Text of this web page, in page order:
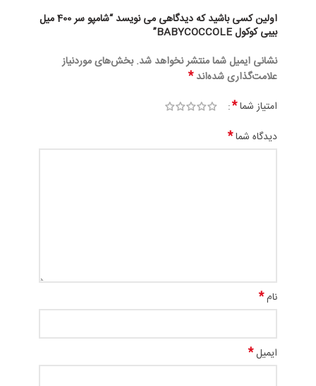
اولین کسی باشید که دیدگاهی می نویسد “شامپو سر 400 میل
بیبی کوکول BABYCOCCOLE”
نشانی ایمیل شما منتشر نخواهد شد. بخش‌های موردنیاز
علامت‌گذاری شده‌اند*
امتیاز شما*
دیدگاه شما*
نام*
ایمیل*